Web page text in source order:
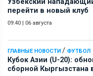
перейти в новый клуб
09:40 | 06 августа
ГЛАВНЫЕ НОВОСТИ / ФУТБОЛ
Кубок Азии (U-20):
сборной Кыргызстана